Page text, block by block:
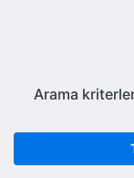
Arama